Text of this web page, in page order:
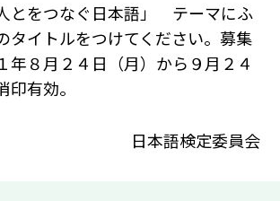
とをつなぐ日本語」 テーマにふ
タイトルをつけてください。募集
８月２４日（月）から９月２４
印有効。
日本語検定委員会